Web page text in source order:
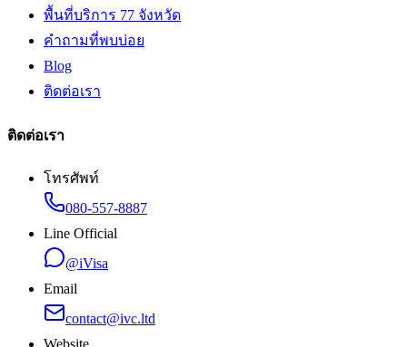
พื้นที่บริการ 77 จังหวัด
คำถามที่พบบ่อย
Blog
ติดต่อเรา
ติดต่อเรา
โทรศัพท์
080-557-8887
Line Official
@iVisa
Email
contact@ivc.ltd
Website